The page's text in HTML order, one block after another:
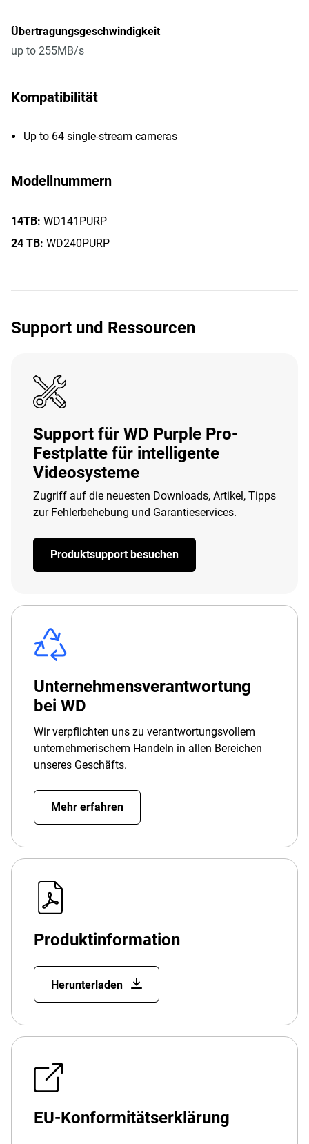
Übertragungsgeschwindigkeit
up to 255MB/s
Kompatibilität
Up to 64 single-stream cameras
Modellnummern
14TB: WD141PURP
24 TB: WD240PURP
Support und Ressourcen
Support für WD Purple Pro-
Festplatte für intelligente
Videosysteme
Zugriff auf die neuesten Downloads, Artikel, Tipps
zur Fehlerbehebung und Garantieservices.
Produktsupport besuchen
Unternehmensverantwortung
bei WD
Wir verpflichten uns zu verantwortungsvollem
unternehmerischem Handeln in allen Bereichen
unseres Geschäfts.
Mehr erfahren
Produktinformation
Herunterladen
EU-Konformitätserklärung